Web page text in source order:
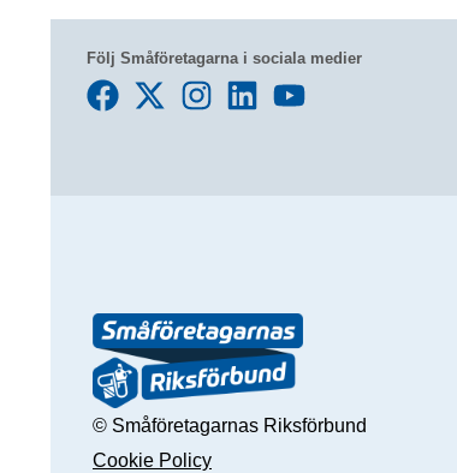
Följ Småföretagarna i sociala medier
© Småföretagarnas Riksförbund
Cookie Policy